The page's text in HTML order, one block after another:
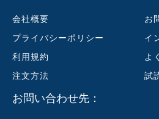
会社概要
プライバシーポリシー
利用規約
注文方法
お
イ
よ
試
お問い合わせ先：